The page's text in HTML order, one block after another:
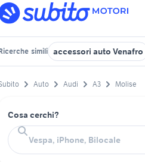
simili accessori auto Venafro
Auto Audi A3 Molise
Cosa cerchi?